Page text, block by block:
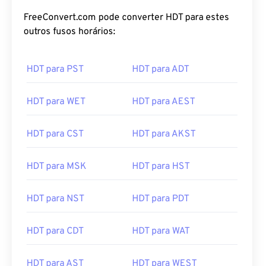
FreeConvert.com pode converter HDT para estes
outros fusos horários:
HDT para PST HDT para ADT
HDT para WET HDT para AEST
HDT para CST HDT para AKST
HDT para MSK HDT para HST
HDT para NST HDT para PDT
HDT para CDT HDT para WAT
HDT para AST HDT para WEST